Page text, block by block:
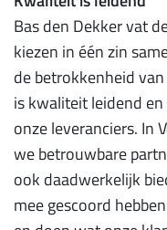
Bas den Dekker vat
kiezen in één zin
de betrokkenheid
is kwaliteit leidend
onze leveranciers. In
we betrouwbare
ook daadwerkelijk
mee gescoord